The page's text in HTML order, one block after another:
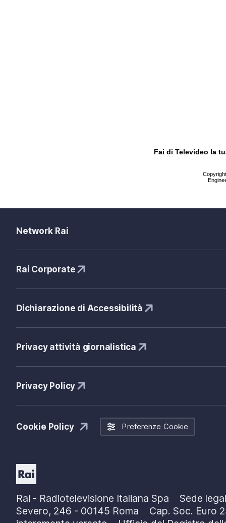
Fai di Televideo la